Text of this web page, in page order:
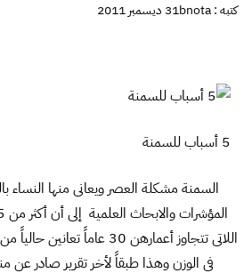
كتبه :bnota31 ديسمبر 2011
5 أسباب للسمنة
السمنة مشكلة العصر ويعانى منها النساء
اللاتى تتجاوز أعمارهن 30
فى الوزن وهذا طبقاً لأخر تقرير صادر عن